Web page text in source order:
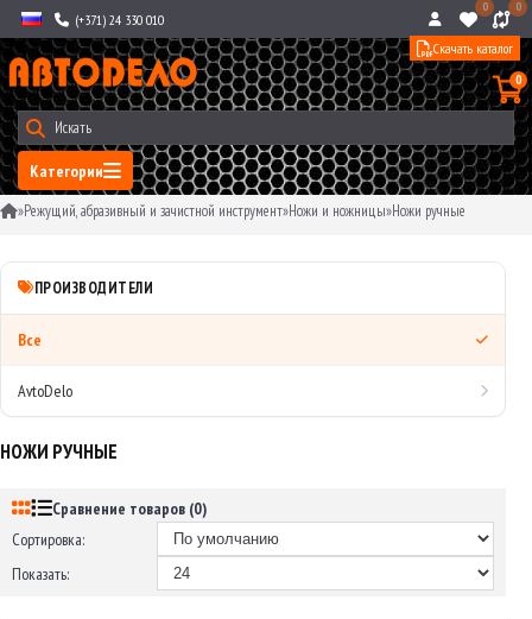
(+371) 24 330 010
0 0
Категории
0
Скачать каталог
»Режущий, абразивный и зачистной инструмент»Ножи и ножницы»Ножи ручные
ПРОИЗВОДИТЕЛИ
Все
AvtoDelo
НОЖИ РУЧНЫЕ
Сравнение товаров (0)
Сортировка:
Показать: